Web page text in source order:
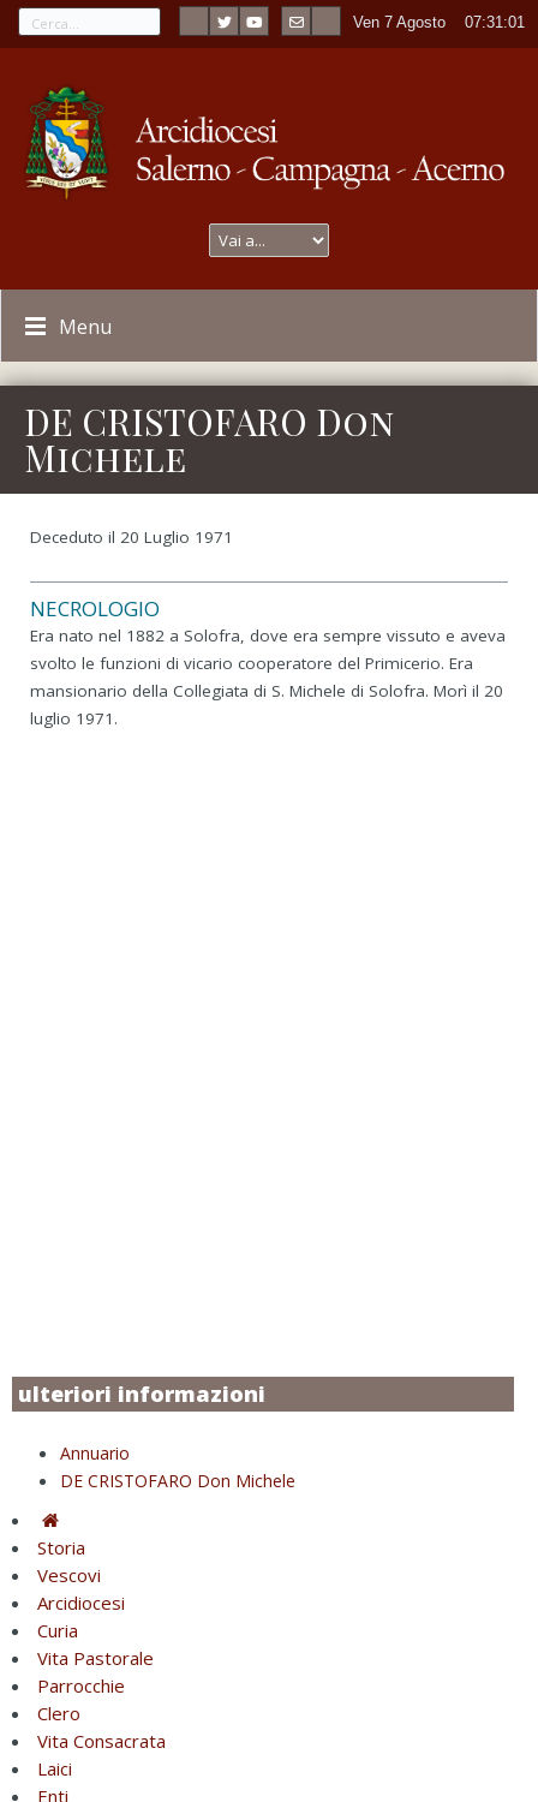
Ven 7 Agosto ----07:31:01
Menu
DE CRISTOFARO Don
Michele
Deceduto il 20 Luglio 1971
NECROLOGIO
Era nato nel 1882 a Solofra, dove era sempre vissuto e aveva
svolto le funzioni di vicario cooperatore del Primicerio. Era
mansionario della Collegiata di S. Michele di Solofra. Morì il 20
luglio 1971.
ulteriori informazioni
Annuario
DE CRISTOFARO Don Michele
Storia
Vescovi
Arcidiocesi
Curia
Vita Pastorale
Parrocchie
Clero
Vita Consacrata
Laici
Enti